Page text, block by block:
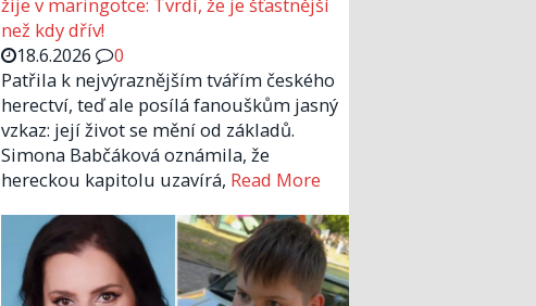
než kdy dřív!
18.6.2026
0
Patřila k nejvýraznějším tvářím českého
herectví, teď ale posílá fanouškům jasný
vzkaz: její život se mění od základů.
Simona Babčáková oznámila, že
hereckou kapitolu uzavírá, Read More